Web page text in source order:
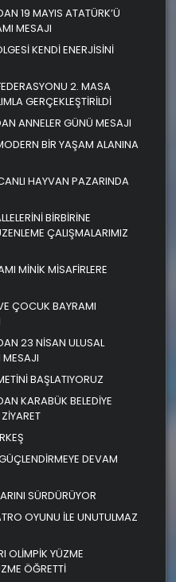
19 MAYIS ATATÜRK’Ü
MESAJI
KENDİ ENERJİSİNİ
2. MASA
GERÇEKLEŞTİRİLDİ
ANNELER GÜNÜ MESAJI
BİR YAŞAM ALANINA
HAYVAN PAZARINDA
BİRBİRİNE
ÇALIŞMALARIMIZ
MİNİK MİSAFİRLERE
ÇOCUK BAYRAMI
23 NİSAN ULUSAL
MESAJI
BAŞLATIYORUZ
KARABÜK BELEDİYE
DEVAM
SÜRDÜRÜYOR
OYUNU İLE UNUTULMAZ
OLİMPİK YÜZME
ÖĞRETTİ